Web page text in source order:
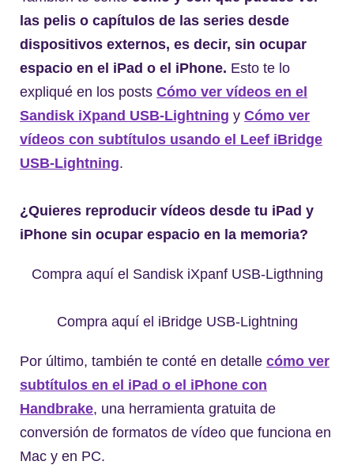
las pelis o capítulos de las series desde
dispositivos externos, es decir, sin ocupar
espacio en el iPad o el iPhone. Esto te lo
expliqué en los posts Cómo ver vídeos en el
Sandisk iXpand USB-Lightning y Cómo ver
vídeos con subtítulos usando el Leef iBridge
USB-Lightning.
¿Quieres reproducir vídeos desde tu iPad y
iPhone sin ocupar espacio en la memoria?
Compra aquí el Sandisk iXpanf USB-Ligthning
Compra aquí el iBridge USB-Lightning
Por último, también te conté en detalle cómo ver
subtítulos en el iPad o el iPhone con
Handbrake, una herramienta gratuita de
conversión de formatos de vídeo que funciona en
Mac y en PC.